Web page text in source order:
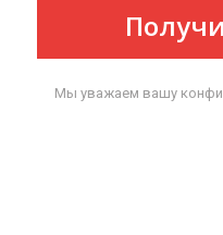
Мы уважаем вашу